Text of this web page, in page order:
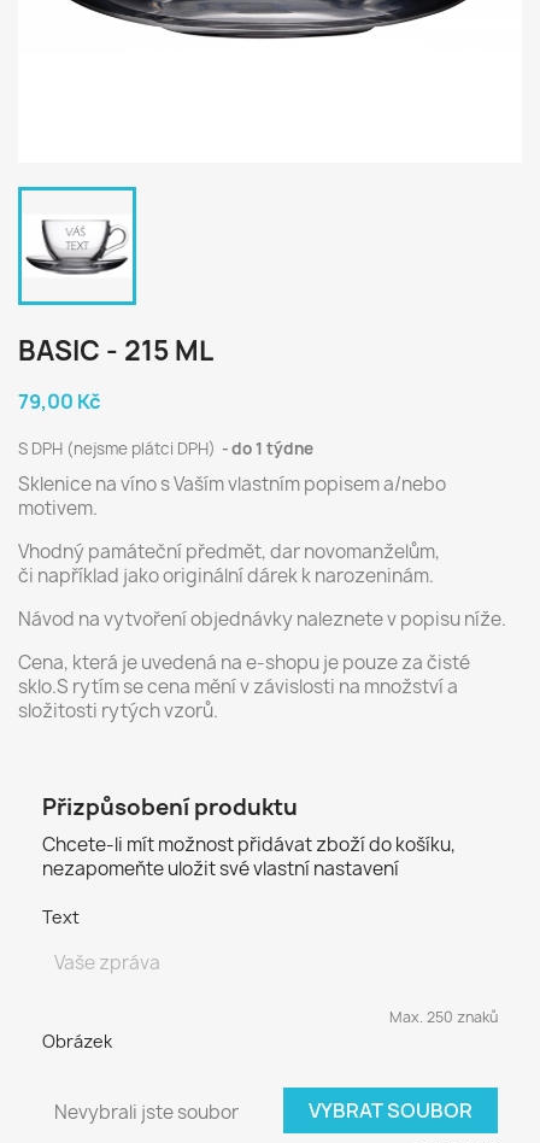
BASIC - 215 ML
79,00 Kč
S DPH (nejsme plátci DPH) do 1 týdne
Sklenice na víno s Vaším vlastním popisem a/nebo
motivem.
Vhodný památeční předmět, dar novomanželům,
či například jako originální dárek k narozeninám.
Návod na vytvoření objednávky naleznete v popisu níže.
Cena, která je uvedená na e-shopu je pouze za čisté
sklo.S rytím se cena mění v závislosti na množství a
složitosti rytých vzorů.
Přizpůsobení produktu
Chcete-li mít možnost přidávat zboží do košíku,
nezapomeňte uložit své vlastní nastavení
Text
Max. 250 znaků
Obrázek
Nevybrali jste soubor VYBRAT SOUBOR